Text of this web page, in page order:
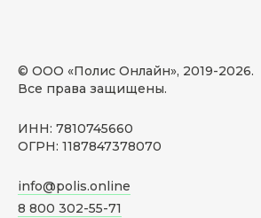
© ООО «Полис Онлайн», 2019-2026.
Все права защищены.
ИНН: 7810745660
ОГРН: 1187847378070
info@polis.online
8 800 302-55-71